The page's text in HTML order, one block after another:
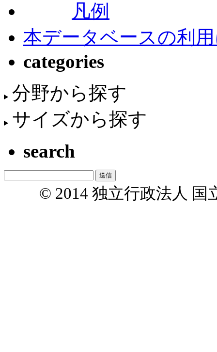
凡例
本データベースの利
categories
分野から探す
サイズから探す
search
© 2014 独立行政法人 国